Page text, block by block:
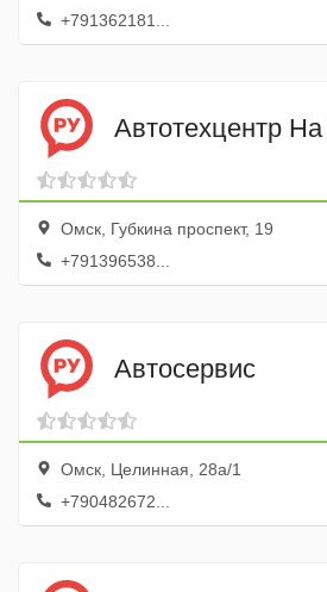
+791362181...
Автотехцентр На
Омск, Губкина проспект, 19
+791396538...
Автосервис
Омск, Целинная, 28а/1
+790482672...